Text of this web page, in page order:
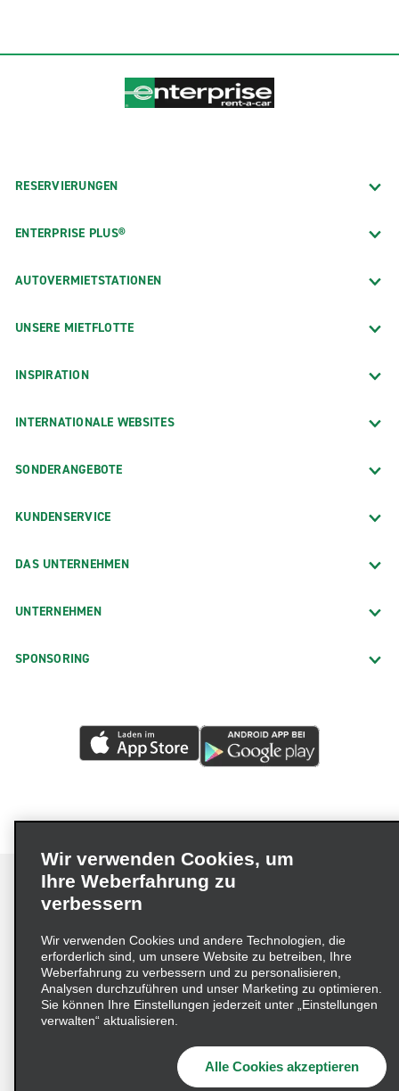
RESERVIERUNGEN
ENTERPRISE PLUS®
AUTOVERMIETSTATIONEN
UNSERE MIETFLOTTE
INSPIRATION
INTERNATIONALE WEBSITES
SONDERANGEBOTE
KUNDENSERVICE
DAS UNTERNEHMEN
UNTERNEHMEN
SPONSORING
Impressum Nutzungsbedingungen
Datenschutzrichtlinie
Cookie-Richtlinie
Datenschutzoptionen
Lieferkettensorgfaltspflichtengesetz (LkSG) Grundsatzerklärung
Beschwerdeverfahren nach dem
Wir verwenden Cookies, um
Ihre Weberfahrung zu
verbessern
Wir verwenden Cookies und andere Technologien, die
erforderlich sind, um unsere Website zu betreiben, Ihre
Weberfahrung zu verbessern und zu personalisieren,
Analysen durchzuführen und unser Marketing zu optimieren.
Sie können Ihre Einstellungen jederzeit unter „Einstellungen
verwalten“ aktualisieren.
Alle Cookies akzeptieren